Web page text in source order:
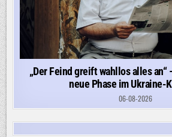
„Der Feind greift wahllos alles
neue Phase im Ukraine-
06-08-2026